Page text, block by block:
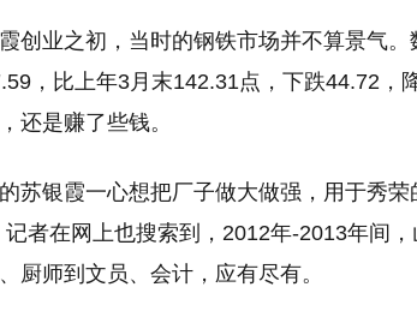
创业之初，当时的钢铁市场并不算景气
，比上年3月末142.31点，下跌44.72，
还是赚了些钱。
苏银霞一心想把厂子做大做强，用于秀
记者在网上也搜索到，2012年-2013年间
厨师到文员、会计，应有尽有。